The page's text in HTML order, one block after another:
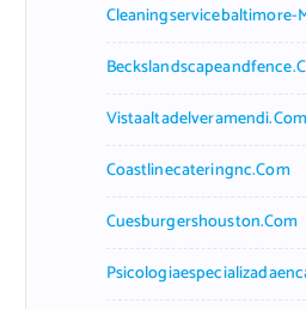
Cleaningservicebaltimore-
Vistaaltadelveramendi.com
Coastlinecateringnc.com
Cuesburgershouston.com